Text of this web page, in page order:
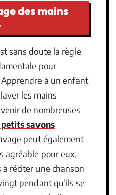
des mains
sans doute la règle
pour
à un enfant
les mains
de nombreuses
petits savons
peut également
agréable pour eux.
réciter une chanson
pendant qu’ils se